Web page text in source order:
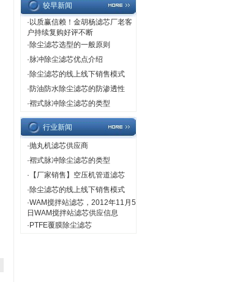
较早新闻
· 以质赢信赖！金胡杨滤芯厂老客
户持续复购好评不断
·除尘滤芯选型的一般原则
· 脉冲除尘滤芯优点介绍
·除尘滤芯的线上线下销售模式
·防油防水除尘滤芯的防渗透性
·褶式脉冲除尘滤芯的类型
行业新闻
·抛丸机滤芯供应商
·褶式脉冲除尘滤芯的类型
· 【厂家销售】空压机管道滤芯
·除尘滤芯的线上线下销售模式
·WAM搅拌站滤芯，2012年11月5
日WAM搅拌站滤芯供应信息
· PTFE覆膜除尘滤芯